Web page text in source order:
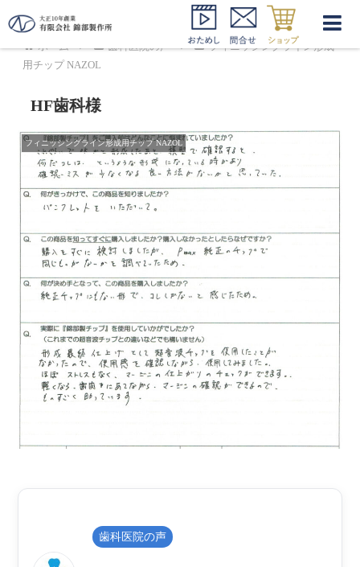
ホーム 歯科医院の声
フィニッシングライン形成
用チップ NAZOL
HF歯科様
フィニッシングライン形成用チップ NAZOL
歯科医院の声